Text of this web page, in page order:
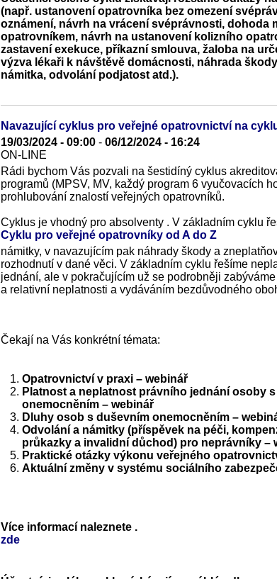
(např. ustanovení opatrovníka bez omezení
oznámení, návrh na vrácení svéprávnosti, dohoda
opatrovníkem, návrh na ustanovení kolizního
zastavení exekuce, příkazní smlouva, žaloba na
výzva lékaři k návštěvě domácnosti, náhrada
námitka, odvolání podjatost atd.).
Navazující cyklus pro veřejné opatrovnictví na
19/03/2024 - 09:00 - 06/12/2024 - 16:24
ON-LINE
Rádi bychom Vás pozvali na šestidíný cyklus
programů (MPSV, MV, každý program 6 vyučovacích
prohlubování znalostí veřejných opatrovníků.
Cyklus je vhodný pro absolventy
Cyklu pro veřejné opatrovníky od A do Z
. V základním cyklu
námitky, v navazujícím pak náhrady škody a
rozhodnutí v dané věci. V základním cyklu řešíme
jednání, ale v pokračujícím už se podrobněji
a relativní neplatnosti a vydáváním bezdůvodného
Čekají na Vás konkrétní témata:
Opatrovnictví v praxi – webinář
Platnost a neplatnost právního jednání osoby
onemocněním – webinář
Dluhy osob s duševním onemocněním –
Odvolání a námitky (příspěvek na péči,
průkazky a invalidní důchod) pro neprávníky –
Praktické otázky výkonu veřejného
Aktuální změny v systému sociálního
Více informací naleznete
zde
.